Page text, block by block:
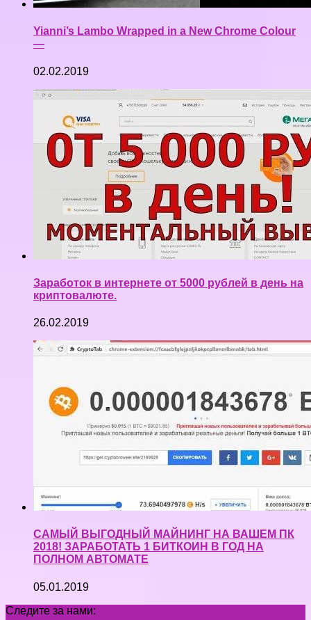
Yianni’s Lambo Wrapped in a New Chrome Colour
—
02.02.2019
Заработок в интернете от 5000 рублей в день на
криптовалюте.
26.02.2019
САМЫЙ ВЫГОДНЫЙ МАЙНИНГ НА ВАШЕМ ПК
2018! ЗАРАБОТАТЬ 1 БИТКОИН В ГОД НА
ПОЛНОМ АВТОМАТЕ
05.01.2019
Следите за нами: